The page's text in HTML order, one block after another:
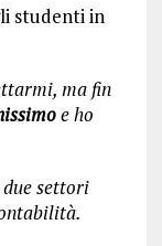
studenti in
ma fin
e ho
settori